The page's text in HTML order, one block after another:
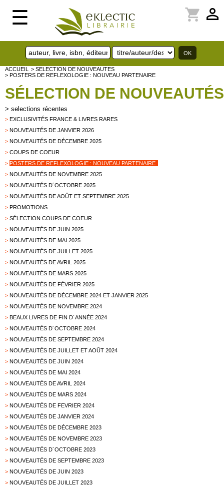
☰ perm_identity
shopping_cart
ACCUEIL
> SELECTION DE NOUVEAUTES
> POSTERS DE REFLEXOLOGIE : NOUVEAU PARTENAIRE
SÉLECTION DE NOUVEAUTÉS
> selections récentes
> EXCLUSIVITÉS FRANCE & LIVRES RARES
> NOUVEAUTÉS DE JANVIER 2026
> NOUVEAUTÉS DE DÉCEMBRE 2025
> COUPS DE COEUR
> POSTERS DE REFLEXOLOGIE : NOUVEAU PARTENAIRE
> NOUVEAUTÉS DE NOVEMBRE 2025
> NOUVEAUTÉS D´OCTOBRE 2025
> NOUVEAUTÉS DE AOÛT ET SEPTEMBRE 2025
> PROMOTIONS
> SÉLECTION COUPS DE COEUR
> NOUVEAUTÉS DE JUIN 2025
> NOUVEAUTÉS DE MAI 2025
> NOUVEAUTÉS DE JUILLET 2025
> NOUVEAUTÉS DE AVRIL 2025
> NOUVEAUTÉS DE MARS 2025
> NOUVEAUTÉS DE FÉVRIER 2025
> NOUVEAUTÉS DE DÉCEMBRE 2024 ET JANVIER 2025
> NOUVEAUTÉS DE NOVEMBRE 2024
> BEAUX LIVRES DE FIN D´ANNÉE 2024
> NOUVEAUTÉS D´OCTOBRE 2024
> NOUVEAUTÉS DE SEPTEMBRE 2024
> NOUVEAUTÉS DE JUILLET ET AOÛT 2024
> NOUVEAUTÉS DE JUIN 2024
> NOUVEAUTÉS DE MAI 2024
> NOUVEAUTÉS DE AVRIL 2024
> NOUVEAUTÉS DE MARS 2024
> NOUVEAUTÉS DE FEVRIER 2024
> NOUVEAUTÉS DE JANVIER 2024
> NOUVEAUTÉS DE DÉCEMBRE 2023
> NOUVEAUTÉS DE NOVEMBRE 2023
> NOUVEAUTÉS D´OCTOBRE 2023
> NOUVEAUTÉS DE SEPTEMBRE 2023
> NOUVEAUTÉS DE JUIN 2023
> NOUVEAUTÉS DE JUILLET 2023